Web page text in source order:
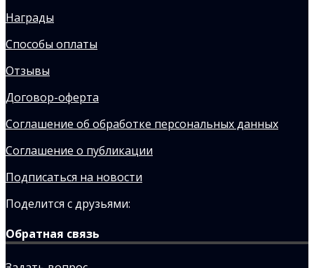
Награды
Способы оплаты
Отзывы
Договор-оферта
Соглашение об обработке персональных данных
Соглашение о публикации
Подписаться на новости
Поделится с друзьями:
Обратная связь